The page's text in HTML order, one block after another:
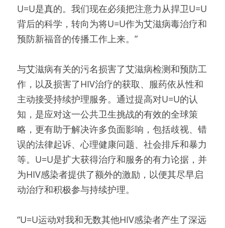
U=U是真的。我们现在必须把注意力从捍卫U=U
背后的科学，转向为将U=U作为艾滋病毒治疗和
预防新福音的传播工作上来。”
与艾滋病有关的污名损害了艾滋病检测和预防工
作，以及损害了HIV治疗的获取、服药依从性和
主动接受持续护理服务。通过提高对U=U的认
知，是应对这一公共卫生挑战的有效的全球策
略，更有助于解决许多负面影响，包括歧视、错
误的法律起诉、心理健康问题、社会排斥和暴力
等。U=U是扩大获得治疗和服务的有力论据，并
为HIV感染者提供了额外的激励，以便其尽早启
动治疗和积极参与持续护理。
“U=U运动对我和无数其他HIV感染者产生了深远